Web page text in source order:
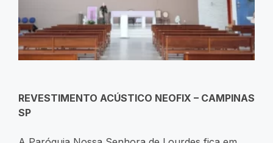
REVESTIMENTO ACÚSTICO NEOFIX – CAMPINAS
SP